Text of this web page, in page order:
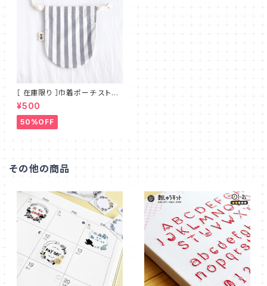
［ 在庫限り ］巾着ポーチ ストラ
イプ コロンと可愛い丸底 シンプ
ルで使いやすいマチのないフラッ
トタイプ MT_001
¥500
50%OFF
その他の商品